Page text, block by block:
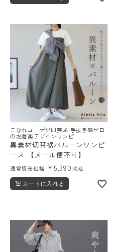
こなれコーデが即完成 手抜き感ゼロ
のお着楽デザインワンピ
異素材切替裾バルーンワンピ
ース 【メール便不可】
通常販売価格 ¥ 5,390 税込
カートに入れる